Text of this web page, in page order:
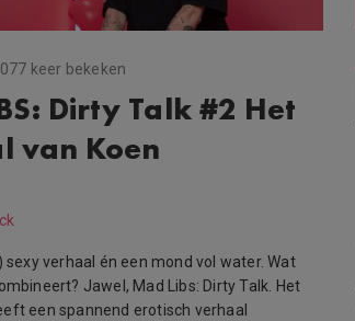
keer bekeken
Dirty Talk #2 Het
van Koen
verhaal én een mond vol water. Wat
Jawel, Mad Libs: Dirty Talk. Het
een spannend erotisch verhaal